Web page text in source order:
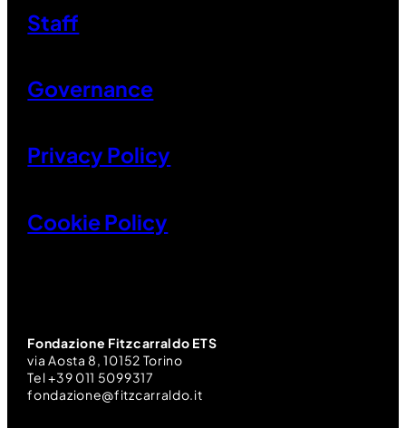
Staff
Governance
Privacy Policy
Cookie Policy
Fondazione Fitzcarraldo ETS
via Aosta 8, 10152 Torino
Tel +39 011 5099317
fondazione@fitzcarraldo.it